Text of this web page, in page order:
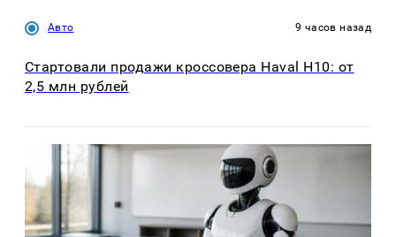
Авто 9 часов назад
Стартовали продажи кроссовера Haval H10: от
2,5 млн рублей